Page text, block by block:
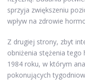
sprzyja zwiększeniu
wpływ na zdrowie
Z drugiej strony, zbyt
obniżenia stężenia tego
1984 roku, w którym
pokonujących